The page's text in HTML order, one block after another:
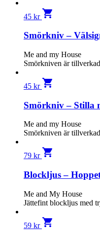
45 kr shopping_cart
Smörkniv –
Me and my House
Smörkniven är
45 kr shopping_cart
Smörkniv – Stilla
Me and my House
Smörkniven är
79 kr shopping_cart
Blockljus –
Me and My House
Jättefint blockljus med
59 kr shopping_cart